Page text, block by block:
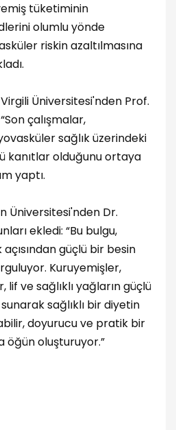
tüketiminin
olumlu yönde
riskin azaltılmasına
Üniversitesi'nden Prof.
çalışmalar,
sağlık üzerindeki
kanıtlar olduğunu ortaya
yaptı.
Üniversitesi'nden Dr.
ekledi: “Bu bulgu,
güçlü bir besin
Kuruyemişler,
ve sağlıklı yağların güçlü
sağlıklı bir diyetin
doyurucu ve pratik bir
öğün oluşturuyor.”